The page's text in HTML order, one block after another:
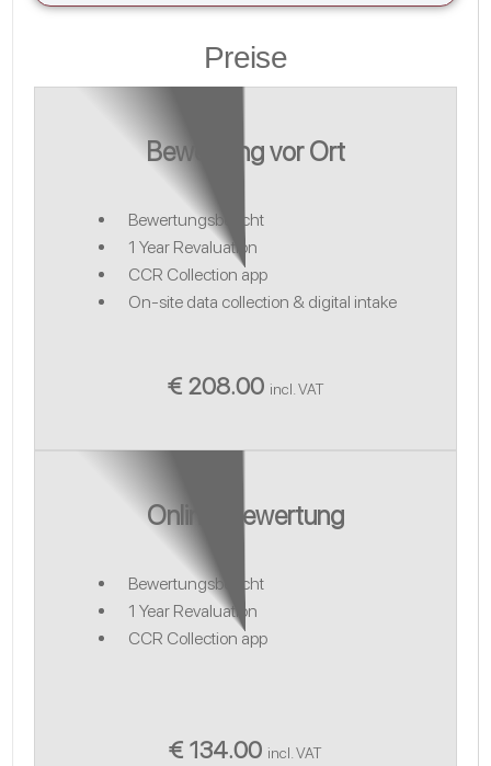
Preise
Bewertung vor Ort
Bewertungsbericht
1 Year Revaluation
CCR Collection app
On-site data collection & digital intake
€ 208.00 incl. VAT
Online-Bewertung
Bewertungsbericht
1 Year Revaluation
CCR Collection app
€ 134.00 incl. VAT